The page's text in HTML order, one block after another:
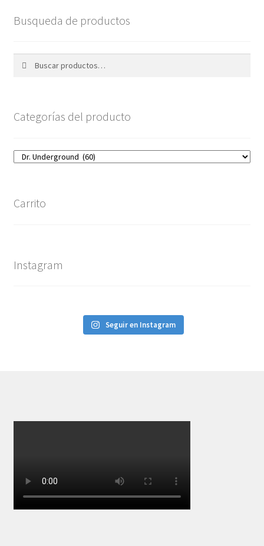
Busqueda de productos
Categorías del producto
Carrito
Instagram
Seguir en Instagram